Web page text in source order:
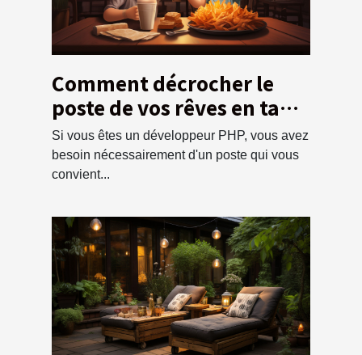
Comment décrocher le
poste de vos rêves en tant
que développeur PHP ?
Si vous êtes un développeur PHP, vous avez
besoin nécessairement d'un poste qui vous
convient...